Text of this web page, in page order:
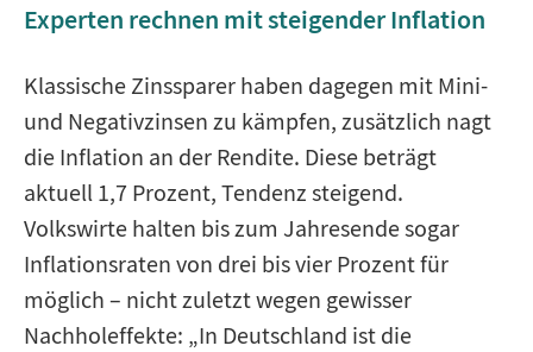
Experten rechnen mit steigender Inflation
Klassische Zinssparer haben dagegen mit Mini-
und Negativzinsen zu kämpfen, zusätzlich nagt
die Inflation an der Rendite. Diese beträgt
aktuell 1,7 Prozent, Tendenz steigend.
Volkswirte halten bis zum Jahresende sogar
Inflationsraten von drei bis vier Prozent für
möglich – nicht zuletzt wegen gewisser
Nachholeffekte: „In Deutschland ist die